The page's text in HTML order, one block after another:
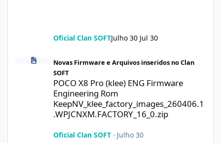
Oficial Clan SOFTJulho 30 Jul 30
Novas Firmware e Arquivos inseridos no Clan
SOFT
POCO X8 Pro (klee) ENG Firmware
Engineering Rom
KeepNV_klee_factory_images_260406.1
.WPJCNXM.FACTORY_16_0.zip
Oficial Clan SOFT· Julho 30